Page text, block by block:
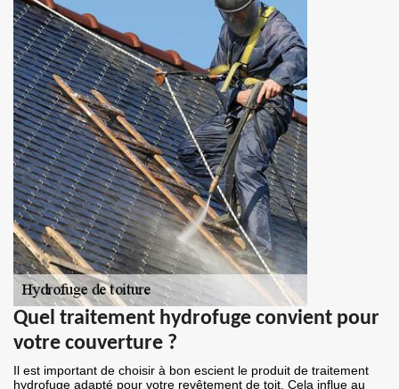
Quel traitement hydrofuge convient pour
votre couverture ?
Il est important de choisir à bon escient le produit de traitement
hydrofuge adapté pour votre revêtement de toit. Cela influe au